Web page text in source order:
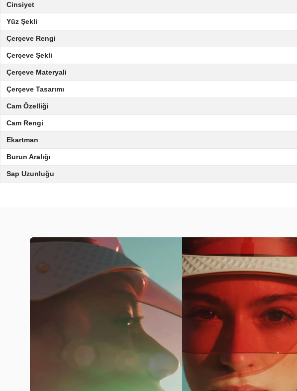
Cinsiyet
Yüz Şekli
Çerçeve Rengi
Çerçeve Şekli
Çerçeve Materyali
Çerçeve Tasarımı
Cam Özelliği
Cam Rengi
Ekartman
Burun Aralığı
Sap Uzunluğu